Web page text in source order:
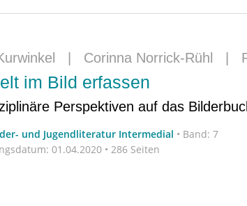
Corinna Norrick-Rühl
im Bild erfassen
Perspektiven auf das
und Jugendliteratur Intermedial • Band: 7
01.04.2020 • 286 Seiten